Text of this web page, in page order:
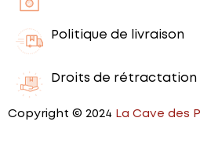
Politique de livraison
Droits de rétractation
Copyright © 2024 La Cave des